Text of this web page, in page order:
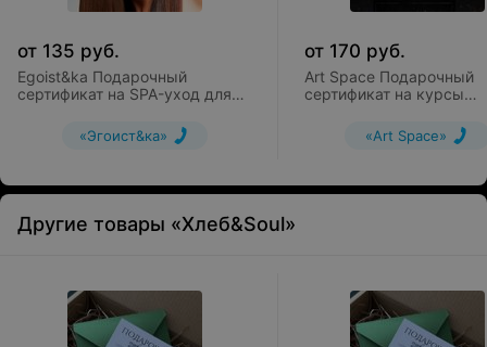
от 135 руб.
Egoist&ka Подарочный
сертификат на SPA-уход для
«Эгоист&ка»
от 170 руб.
Art Space Подарочный
сертификат на курсы
«Коктейльная
«Art Space»
Другие товары «Хлеб&Soul»